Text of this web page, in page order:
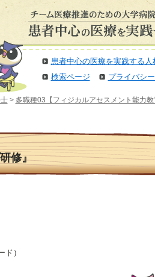
患者中心の医療を実践する
検索ページ
プライバシ
> 多職種03【フィジカルアセスメント能力教
修』
）